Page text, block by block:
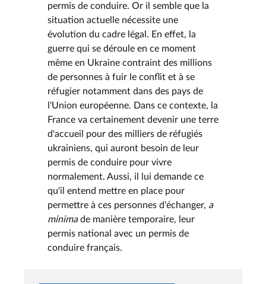
permis de conduire. Or il semble que la
situation actuelle nécessite une
évolution du cadre légal. En effet, la
guerre qui se déroule en ce moment
même en Ukraine contraint des millions
de personnes à fuir le conflit et à se
réfugier notamment dans des pays de
l'Union européenne. Dans ce contexte, la
France va certainement devenir une terre
d'accueil pour des milliers de réfugiés
ukrainiens, qui auront besoin de leur
permis de conduire pour vivre
normalement. Aussi, il lui demande ce
qu'il entend mettre en place pour
permettre à ces personnes d'échanger, a
minimade manière temporaire, leur
permis national avec un permis de
conduire français.